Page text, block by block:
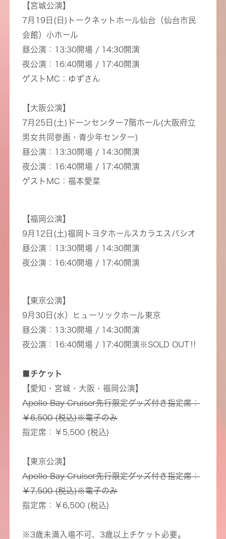
【宮城公演】
7月19日(日)トークネットホール仙台（仙台市民
会館）小ホール
昼公演：13:30開場 / 14:30開演
夜公演：16:40開場 / 17:40開演
ゲストMC：ゆずさん
【大阪公演】
7月25日(土)ドーンセンター7階ホール(大阪府立
男女共同参画・青少年センター)
昼公演：13:30開場 / 14:30開演
夜公演：16:40開場 / 17:40開演
ゲストMC：福本愛菜
【福岡公演】
9月12日(土)福岡トヨタホールスカラエスパシオ
昼公演：13:30開場 / 14:30開演
夜公演：16:40開場 / 17:40開演
【東京公演】
9月30日(水）ヒューリックホール東京
昼公演：13:30開場 / 14:30開演
夜公演：16:40開場 / 17:40開演※SOLD OUT‼︎
■チケット
【愛知・宮城・大阪・福岡公演】
Apollo Bay Cruiser先行限定グッズ付き指定席：
￥6,500 (税込)※電子のみ
指定席：￥5,500 (税込)
【東京公演】
Apollo Bay Cruiser先行限定グッズ付き指定席：
￥7,500 (税込)※電子のみ
指定席：￥6,500 (税込)
※3歳未満入場不可、3歳以上チケット必要。